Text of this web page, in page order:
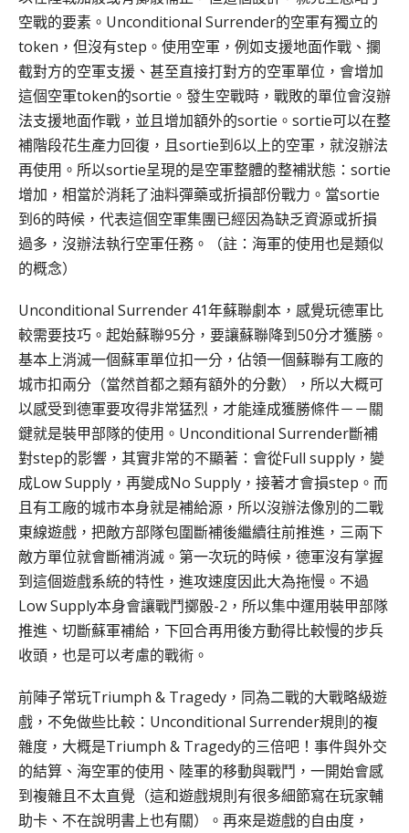
空戰的要素。Unconditional Surrender的空軍有獨立的
token，但沒有step。使用空軍，例如支援地面作戰、攔
截對方的空軍支援、甚至直接打對方的空軍單位，會增加
這個空軍token的sortie。發生空戰時，戰敗的單位會沒辦
法支援地面作戰，並且增加額外的sortie。sortie可以在整
補階段花生產力回復，且sortie到6以上的空軍，就沒辦法
再使用。所以sortie呈現的是空軍整體的整補狀態：sortie
增加，相當於消耗了油料彈藥或折損部份戰力。當sortie
到6的時候，代表這個空軍集團已經因為缺乏資源或折損
過多，沒辦法執行空軍任務。（註：海軍的使用也是類似
的概念）
Unconditional Surrender 41年蘇聯劇本，感覺玩德軍比
較需要技巧。起始蘇聯95分，要讓蘇聯降到50分才獲勝。
基本上消滅一個蘇軍單位扣一分，佔領一個蘇聯有工廠的
城市扣兩分（當然首都之類有額外的分數），所以大概可
以感受到德軍要攻得非常猛烈，才能達成獲勝條件－－關
鍵就是裝甲部隊的使用。Unconditional Surrender斷補
對step的影響，其實非常的不顯著：會從Full supply，變
成Low Supply，再變成No Supply，接著才會損step。而
且有工廠的城市本身就是補給源，所以沒辦法像別的二戰
東線遊戲，把敵方部隊包圍斷補後繼續往前推進，三兩下
敵方單位就會斷補消滅。第一次玩的時候，德軍沒有掌握
到這個遊戲系統的特性，進攻速度因此大為拖慢。不過
Low Supply本身會讓戰鬥擲骰-2，所以集中運用裝甲部隊
推進、切斷蘇軍補給，下回合再用後方動得比較慢的步兵
收頭，也是可以考慮的戰術。
前陣子常玩Triumph & Tragedy，同為二戰的大戰略級遊
戲，不免做些比較：Unconditional Surrender規則的複
雜度，大概是Triumph & Tragedy的三倍吧！事件與外交
的結算、海空軍的使用、陸軍的移動與戰鬥，一開始會感
到複雜且不太直覺（這和遊戲規則有很多細節寫在玩家輔
助卡、不在說明書上也有關）。再來是遊戲的自由度，